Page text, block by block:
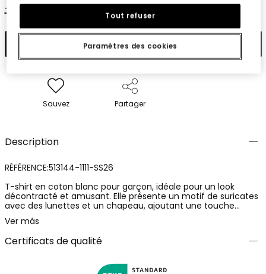
19,95 €
Ajouter
Sauvez Partager
Description
RÉFÉRENCE:513144-1111-SS26
T-shirt en coton blanc pour garçon, idéale pour un look
décontracté et amusant. Elle présente un motif de suricates
avec des lunettes et un chapeau, ajoutant une touche
ludique. Le design inclut le mot "Explore" en couleurs
éclatantes. Son matériau en coton offre confort et est
parfait pour une utilisation quotidienne par temps chaud.
Disponible en tailles de 12 mois à 10 ans, elle s'adapte à la
associé à un jean ou un short pour un style frais et moderne.
Ver más
Certificats de qualité
Paramètres des cookies
Tout refuser